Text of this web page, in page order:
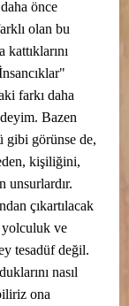
olan bu
farkı daha
Bazen
gibi görünse de,
kişiliğini,
unsurlardır.
çıkartılacak
yolculuk ve
tesadüf değil.
nasıl
ona